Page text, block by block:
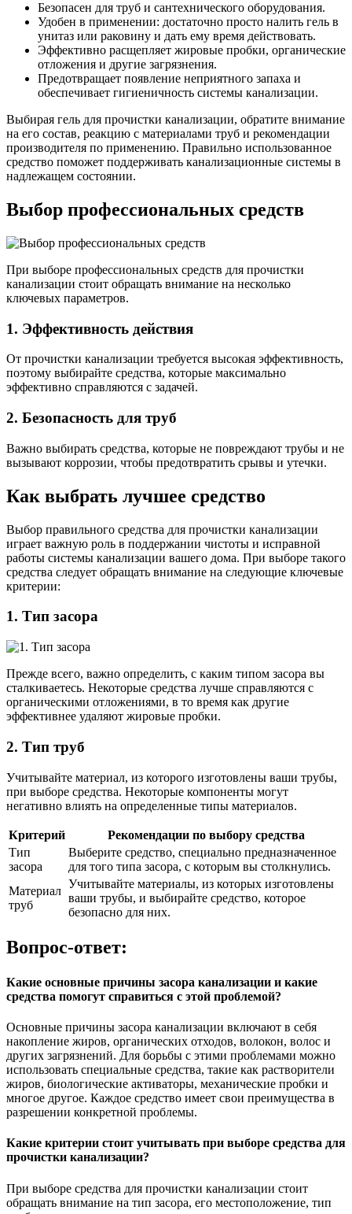
Безопасен для труб и сантехнического оборудования.
Удобен в применении: достаточно просто налить гель в
унитаз или раковину и дать ему время действовать.
Эффективно расщепляет жировые пробки, органические
отложения и другие загрязнения.
Предотвращает появление неприятного запаха и
обеспечивает гигиеничность системы канализации.
Выбирая гель для прочистки канализации, обратите внимание
на его состав, реакцию с материалами труб и рекомендации
производителя по применению. Правильно использованное
средство поможет поддерживать канализационные системы в
надлежащем состоянии.
Выбор профессиональных средств
При выборе профессиональных средств для прочистки
канализации стоит обращать внимание на несколько
ключевых параметров.
1. Эффективность действия
От прочистки канализации требуется высокая эффективность,
поэтому выбирайте средства, которые максимально
эффективно справляются с задачей.
2. Безопасность для труб
Важно выбирать средства, которые не повреждают трубы и не
вызывают коррозии, чтобы предотвратить срывы и утечки.
Как выбрать лучшее средство
Выбор правильного средства для прочистки канализации
играет важную роль в поддержании чистоты и исправной
работы системы канализации вашего дома. При выборе такого
средства следует обращать внимание на следующие ключевые
критерии:
1. Тип засора
Прежде всего, важно определить, с каким типом засора вы
сталкиваетесь. Некоторые средства лучше справляются с
органическими отложениями, в то время как другие
эффективнее удаляют жировые пробки.
2. Тип труб
Учитывайте материал, из которого изготовлены ваши трубы,
при выборе средства. Некоторые компоненты могут
негативно влиять на определенные типы материалов.
Критерий
Рекомендации по выбору средства
Тип
засора
Выберите средство, специально предназначенное
для того типа засора, с которым вы столкнулись.
Материал
труб
Учитывайте материалы, из которых изготовлены
ваши трубы, и выбирайте средство, которое
безопасно для них.
Вопрос-ответ:
Какие основные причины засора канализации и какие
средства помогут справиться с этой проблемой?
Основные причины засора канализации включают в себя
накопление жиров, органических отходов, волокон, волос и
других загрязнений. Для борьбы с этими проблемами можно
использовать специальные средства, такие как растворители
жиров, биологические активаторы, механические пробки и
многое другое. Каждое средство имеет свои преимущества в
разрешении конкретной проблемы.
Какие критерии стоит учитывать при выборе средства для
прочистки канализации?
При выборе средства для прочистки канализации стоит
обращать внимание на тип засора, его местоположение, тип